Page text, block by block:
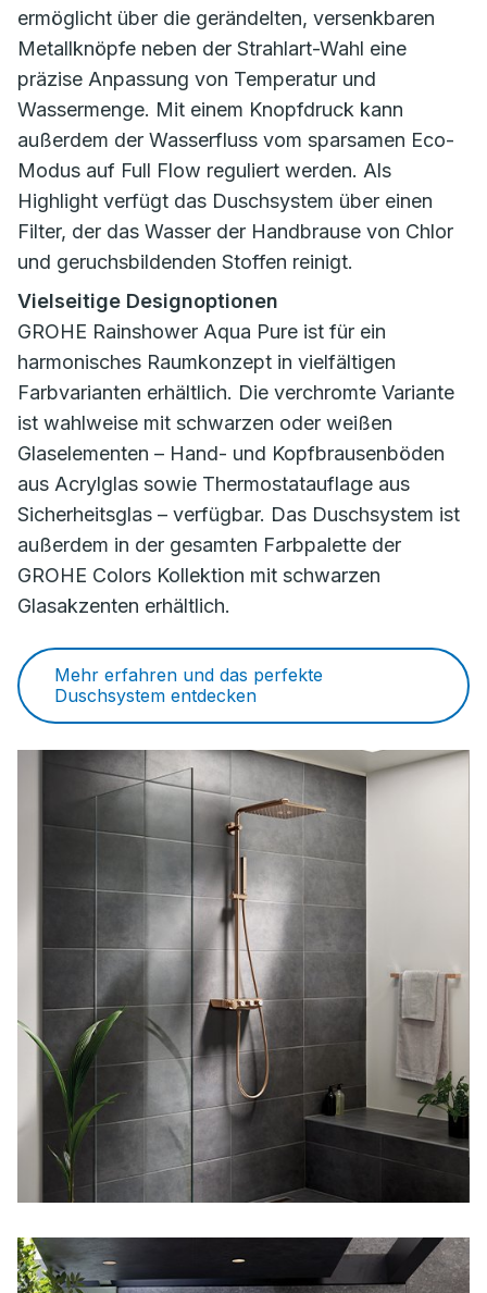
ermöglicht über die gerändelten, versenkbaren
Metallknöpfe neben der Strahlart-Wahl eine
präzise Anpassung von Temperatur und
Wassermenge. Mit einem Knopfdruck kann
außerdem der Wasserfluss vom sparsamen Eco-
Modus auf Full Flow reguliert werden. Als
Highlight verfügt das Duschsystem über einen
Filter, der das Wasser der Handbrause von Chlor
und geruchsbildenden Stoffen reinigt.
Vielseitige Designoptionen
GROHE Rainshower Aqua Pure ist für ein
harmonisches Raumkonzept in vielfältigen
Farbvarianten erhältlich. Die verchromte Variante
ist wahlweise mit schwarzen oder weißen
Glaselementen – Hand- und Kopfbrausenböden
aus Acrylglas sowie Thermostatauflage aus
Sicherheitsglas – verfügbar. Das Duschsystem ist
außerdem in der gesamten Farbpalette der
GROHE Colors Kollektion mit schwarzen
Glasakzenten erhältlich.
Mehr erfahren und das perfekte
Duschsystem entdecken